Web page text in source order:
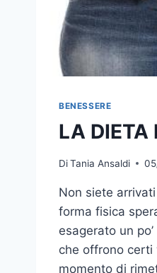
BENESSERE
LA DIETA
DiTania Ansaldi
Non siete
forma fisica
esagerato un
che offrono certi
momento di